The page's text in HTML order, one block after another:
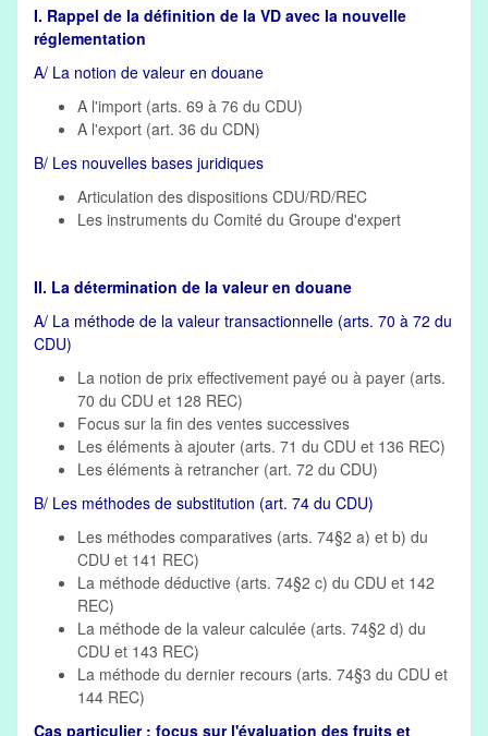
I. Rappel de la définition de la VD avec la nouvelle
réglementation
A/ La notion de valeur en douane
A l'import (arts. 69 à 76 du CDU)
A l'export (art. 36 du CDN)
B/ Les nouvelles bases juridiques
Articulation des dispositions CDU/RD/REC
Les instruments du Comité du Groupe d'expert
II. La détermination de la valeur en douane
A/ La méthode de la valeur transactionnelle (arts. 70 à 72 du
CDU)
La notion de prix effectivement payé ou à payer (arts.
70 du CDU et 128 REC)
Focus sur la fin des ventes successives
Les éléments à ajouter (arts. 71 du CDU et 136 REC)
Les éléments à retrancher (art. 72 du CDU)
B/ Les méthodes de substitution (art. 74 du CDU)
Les méthodes comparatives (arts. 74§2 a) et b) du
CDU et 141 REC)
La méthode déductive (arts. 74§2 c) du CDU et 142
REC)
La méthode de la valeur calculée (arts. 74§2 d) du
CDU et 143 REC)
La méthode du dernier recours (arts. 74§3 du CDU et
144 REC)
Cas particulier : focus sur l'évaluation des fruits et